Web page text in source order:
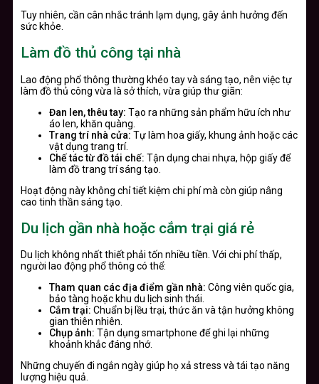
Tuy nhiên, cần cân nhắc tránh lạm dụng, gây ảnh hưởng đến
sức khỏe.
Làm đồ thủ công tại nhà
Lao động phổ thông thường khéo tay và sáng tạo, nên việc tự
làm đồ thủ công vừa là sở thích, vừa giúp thư giãn:
Đan len, thêu tay: Tạo ra những sản phẩm hữu ích như
áo len, khăn quàng.
Trang trí nhà cửa: Tự làm hoa giấy, khung ảnh hoặc các
vật dụng trang trí.
Chế tác từ đồ tái chế: Tận dụng chai nhựa, hộp giấy để
làm đồ trang trí sáng tạo.
Hoạt động này không chỉ tiết kiệm chi phí mà còn giúp nâng
cao tinh thần sáng tạo.
Du lịch gần nhà hoặc cắm trại giá rẻ
Du lịch không nhất thiết phải tốn nhiều tiền. Với chi phí thấp,
người lao động phổ thông có thể:
Tham quan các địa điểm gần nhà: Công viên quốc gia,
bảo tàng hoặc khu du lịch sinh thái.
Cắm trại: Chuẩn bị lều trại, thức ăn và tận hưởng không
gian thiên nhiên.
Chụp ảnh: Tận dụng smartphone để ghi lại những
khoảnh khắc đáng nhớ.
Những chuyến đi ngắn ngày giúp họ xả stress và tái tạo năng
lượng hiệu quả.